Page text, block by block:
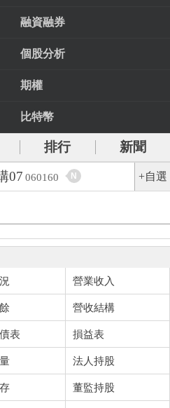
融資融券
個股分析
期權
比特幣
排行
新聞
07 060160 N +自選
營業收入
營收結構
表 損益表
法人持股
董監持股